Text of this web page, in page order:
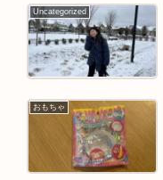
Uncategorized
おもちゃ